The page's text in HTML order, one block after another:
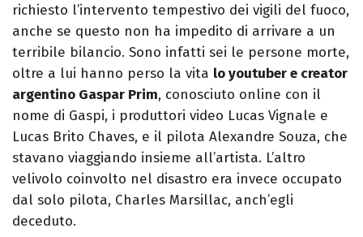
richiesto l’intervento tempestivo dei vigili del fuoco,
anche se questo non ha impedito di arrivare a un
terribile bilancio. Sono infatti sei le persone morte,
oltre a lui hanno perso la vita lo youtuber e creator
argentino Gaspar Prim, conosciuto online con il
nome di Gaspi, i produttori video Lucas Vignale e
Lucas Brito Chaves, e il pilota Alexandre Souza, che
stavano viaggiando insieme all’artista. L’altro
velivolo coinvolto nel disastro era invece occupato
dal solo pilota, Charles Marsillac, anch’egli
deceduto.